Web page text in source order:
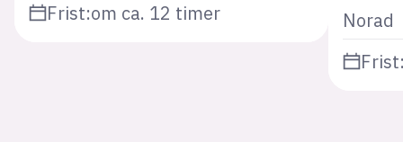
Frist:om ca. 12 timer
Norad